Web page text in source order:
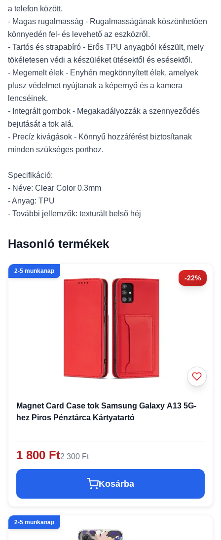
a telefon között.
- Magas rugalmasság - Rugalmasságának köszönhetően
könnyedén fel- és levehető az eszközről.
- Tartós és strapabíró - Erős TPU anyagból készült, mely
tökéletesen védi a készüléket ütésektől és esésektől.
- Megemelt élek - Enyhén megkönnyített élek, amelyek
plusz védelmet nyújtanak a képernyő és a kamera
lencséinek.
- Integrált gombok - Megakadályozzák a szennyeződés
bejutását a tok alá.
- Precíz kivágások - Könnyű hozzáférést biztosítanak
minden szükséges porthoz.
Specifikáció:
- Néve: Clear Color 0.3mm
- Anyag: TPU
- További jellemzők: texturált belső héj
Hasonló termékek
-22%
2-5 munkanap
Magnet Card Case tok Samsung Galaxy A13 5G-
hez Piros Pénztárca Kártyatartó
1 800 Ft2 300 Ft
Kosárba
2-5 munkanap